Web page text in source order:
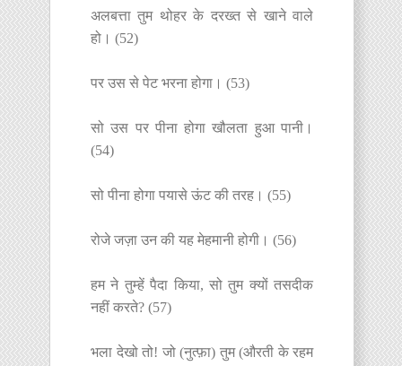
अलबत्ता तुम थोहर के दरख्त से खाने वाले
हो। (52)
पर उस से पेट भरना होगा। (53)
सो उस पर पीना होगा खौलता हुआ पानी।
(54)
सो पीना होगा पयासे ऊंट की तरह। (55)
रोजे जज़ा उन की यह मेहमानी होगी। (56)
हम ने तुम्हें पैदा किया, सो तुम क्यों तसदीक
नहीं करते? (57)
भला देखो तो! जो (नुत्फ़ा) तुम (औरती के रहम